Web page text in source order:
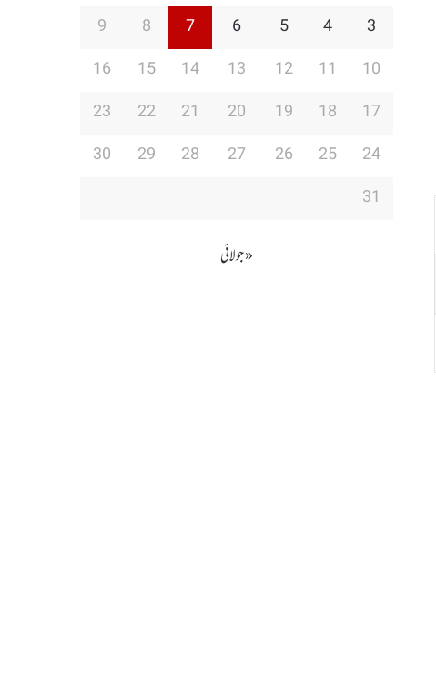
3
4
5
6
7
8
9
10
11
12
13
14
15
16
17
18
19
20
21
22
23
24
25
26
27
28
29
30
31
« جولائی